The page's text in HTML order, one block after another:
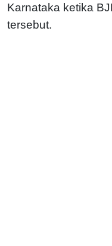
Karnataka ketika
tersebut.